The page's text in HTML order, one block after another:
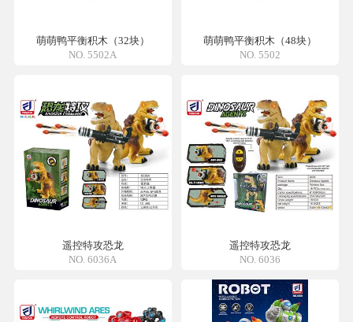
萌萌鸭平衡积木（32块）
NO. 5502A
萌萌鸭平衡积木（48块）
NO. 5502
遥控特攻恐龙
NO. 6036A
遥控特攻恐龙
NO. 6036